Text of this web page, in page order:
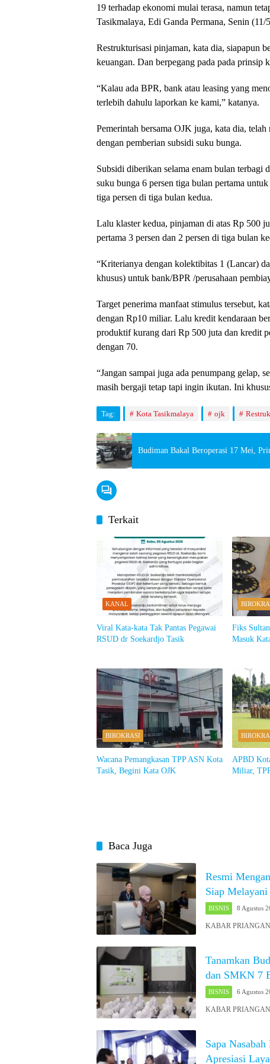
19 terhadap ekonomi mulai terasa, namun
Tasikmalaya, Edi Ganda Permana, Senin (11/
Restrukturisasi pinjaman, kata dia, siapapun
keuangan. Dan berpegang pada pada prinsip
“Kalau ada BPR, bank atau leasing yang
terlebih dahulu laporkan ke kami,” katanya.
Pemerintah bersama OJK juga, kata dia,
dengan pemberian subsidi suku bunga.
Subsidi diberikan selama enam bulan terbagi
suku bunga 6 persen tiga bulan pertama
tiga persen di tiga bulan kedua.
Lalu klaster kedua, pinjaman di atas Rp 500
pertama 3 persen dan 2 persen di tiga bulan
“Kriterianya dengan kolektibitas 1 (Lancar)
khusus) untuk bank/BPR /perusahaan
Target penerima manfaat stimulus tersebut,
dengan Rp10 miliar. Lalu kredit kendaraan
produktif kurang dari Rp 500 juta dan kredit
dengan 70.
“Jangan sampai juga ada penumpang gelap,
masih bergaji tetap tapi ingin ikutan. Ini
Tag: Kota Tasikmalaya ojk
Budiman Bakal Beroperasi 17 Mei,
Terkait
KANAL
Viral Kata-kata Tak Pantas Pegawai
RSUD dr Soekardjo Tasik
Fiks
Masuk
BIROKRASI
Wacana Pemangkasan TPP ASN Kota
Tasik, Begini Kata OJK
APBD
Miliar,
Baca Juga
Resmi
Siap Melayani
BISNIS 8 Agustus
KABAR
Tanamkan
dan SMKN 7
BISNIS 6 Agustus
KABAR PRIANGAN
Sapa
Apresiasi